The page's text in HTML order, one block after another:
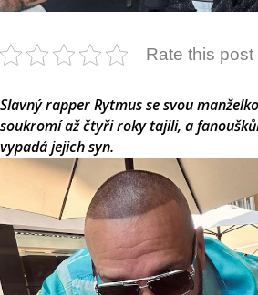
Rate this post
Slavný rapper Rytmus se svou
soukromí až čtyři roky tajili, a
vypadá jejich syn.